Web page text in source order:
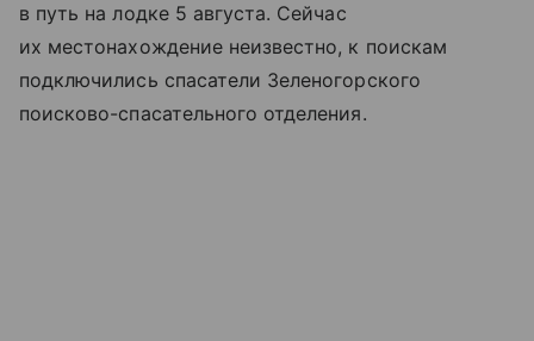
в путь на лодке 5 августа. Сейчас
их местонахождение неизвестно, к поискам
подключились спасатели Зеленогорского
поисково-спасательного отделения.